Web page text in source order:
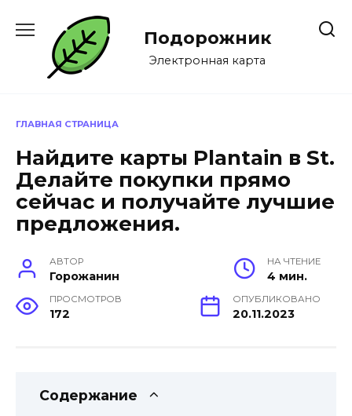
содержанию
Подорожник
Электронная карта
ГЛАВНАЯ СТРАНИЦА
Найдите карты Plantain в St.
Делайте покупки прямо
сейчас и получайте лучшие
предложения.
АВТОР
Горожанин
НА ЧТЕНИЕ
4 мин.
ПРОСМОТРОВ
172
ОПУБЛИКОВАНО
20.11.2023
Содержание